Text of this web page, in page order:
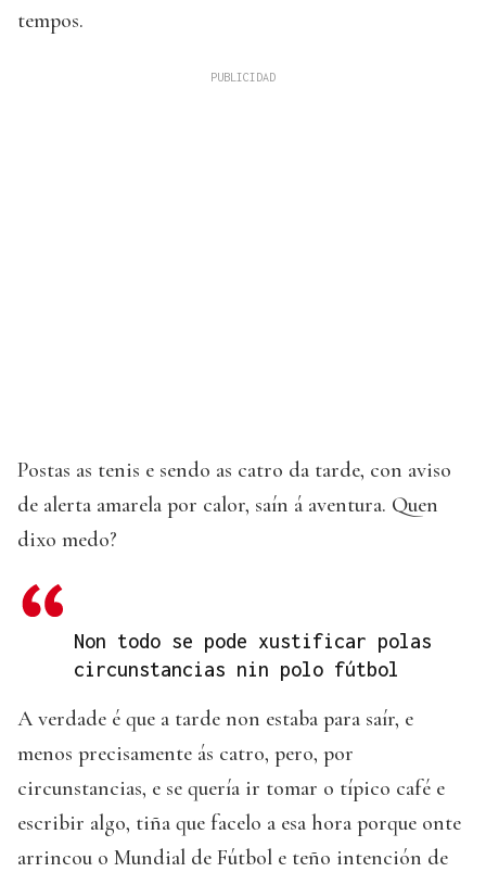
tempos.
Postas as tenis e sendo as catro da tarde, con aviso
de alerta amarela por calor, saín á aventura. Quen
dixo medo?
Non todo se pode xustificar polas
circunstancias nin polo fútbol
A verdade é que a tarde non estaba para saír, e
menos precisamente ás catro, pero, por
circunstancias, e se quería ir tomar o típico café e
escribir algo, tiña que facelo a esa hora porque onte
arrincou o Mundial de Fútbol e teño intención de